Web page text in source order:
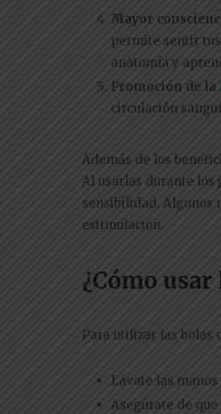
Mayor
permite sentir
anatomía y
Promoción de la
circulación
Además de los
Al usarlas durante los
sensibilidad. Algunos
estimulación.
¿Cómo
Para utilizar las bolas
Lávate las
Asegúrate de